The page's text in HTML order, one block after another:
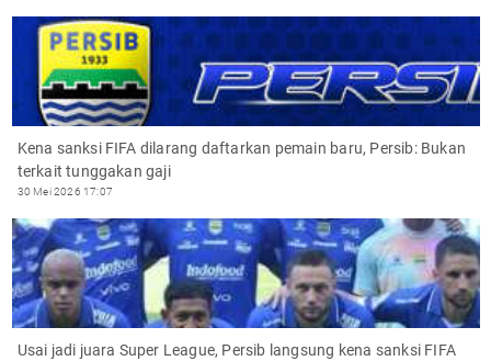
Kena sanksi FIFA dilarang daftarkan pemain baru, Persib: Bukan
terkait tunggakan gaji
30 Mei 2026 17:07
Usai jadi juara Super League, Persib langsung kena sanksi FIFA